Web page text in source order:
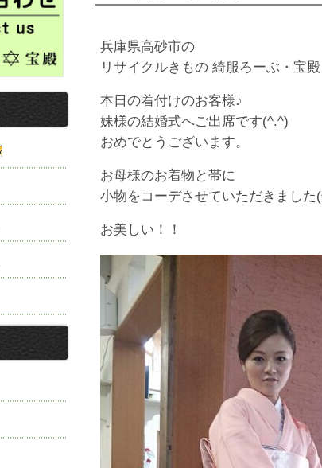
兵庫県高砂市の
リサイクルきもの 綺服ろーぶ・宝
本日の着付けのお客様♪
妹様の結婚式へご出席です(^.^)
おめでとうございます。
お母様のお着物と帯に
小物をコーデさせていただきました
お美しい！！